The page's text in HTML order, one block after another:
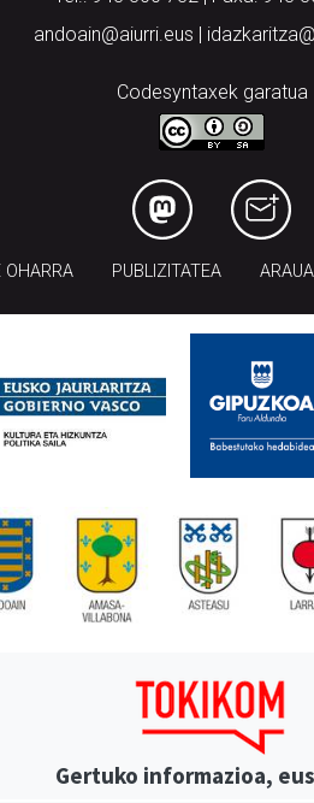
andoain@aiurri.eus |
Codesyntaxek garatua
OHARRA PUBLIZITATEA
Gertuko informazioa,